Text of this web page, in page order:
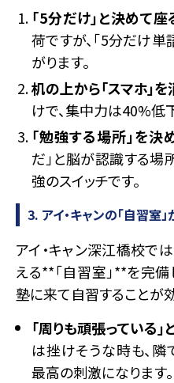
「5分だけ」と決めて座
荷ですが、「5分だけ
がります。
机の上から「スマホ」を
けで、集中力は40%低
「勉強する場所」を決
だ」と脳が認識する場
強のスイッチです。
3. アイ・キャンの「自習室
アイ・キャン深江橋校で
える**「自習室」**を完
塾に来て自習することが
「周りも頑張っている
は挫けそうな時も、
最高の刺激になります。